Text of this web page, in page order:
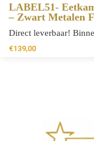
LABEL51-
– Zwart Metalen
Direct leverbaar!
€139,00